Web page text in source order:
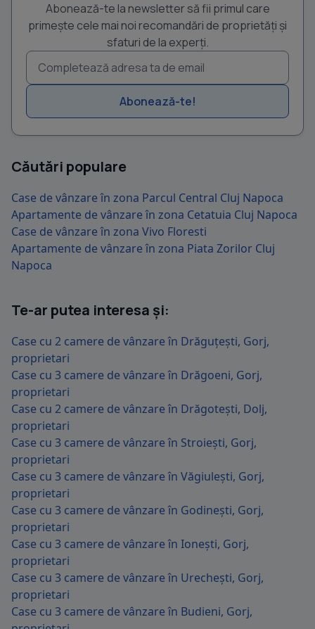
Abonează-te la newsletter să fii primul care
primește cele mai noi recomandări de proprietăți și
sfaturi de la experți.
Abonează-te!
Căutări populare
Case de vânzare în zona Parcul Central Cluj Napoca
Apartamente de vânzare în zona Cetatuia Cluj Napoca
Case de vânzare în zona Vivo Floresti
Apartamente de vânzare în zona Piata Zorilor Cluj
Napoca
Te-ar putea interesa și:
Case cu 2 camere de vânzare în Drăguțești, Gorj,
proprietari
Case cu 3 camere de vânzare în Drăgoeni, Gorj,
proprietari
Case cu 2 camere de vânzare în Drăgotești, Dolj,
proprietari
Case cu 3 camere de vânzare în Stroiești, Gorj,
proprietari
Case cu 3 camere de vânzare în Văgiulești, Gorj,
proprietari
Case cu 3 camere de vânzare în Godinești, Gorj,
proprietari
Case cu 3 camere de vânzare în Ionești, Gorj,
proprietari
Case cu 3 camere de vânzare în Urechești, Gorj,
proprietari
Case cu 3 camere de vânzare în Budieni, Gorj,